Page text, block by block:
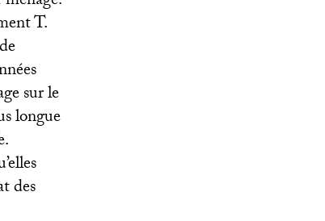
T.
sur le
longue
des